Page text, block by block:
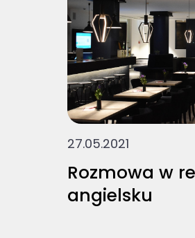
27.05.2021
Rozmowa w
angielsku